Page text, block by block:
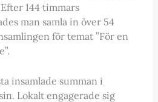
144 timmars
man samla in över 54
för temat ”För en
insamlade summan i
Lokalt engagerade sig